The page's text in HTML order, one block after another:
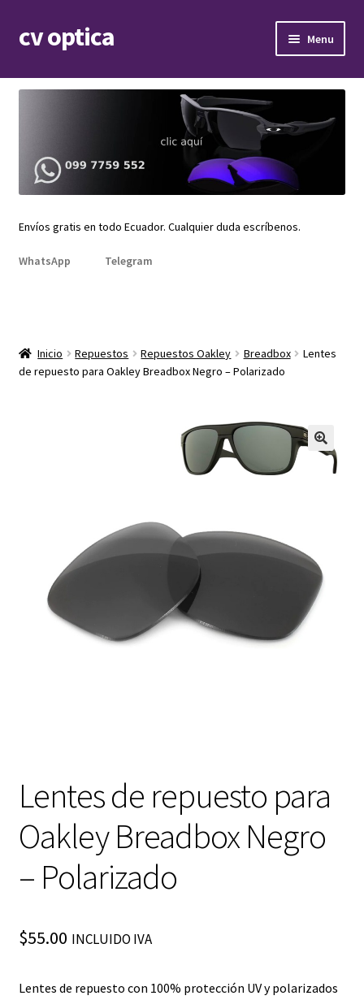
Skip
to
Skip
to
cv optica Menu
Armazones de lentes
child
menu
Expand
Repuestos
menu
Envíos gratis en todo Ecuador. Cualquier duda escríbenos.
WhatsApp Telegram
Inicio Repuestos Repuestos Oakley Breadbox
Lentes
de repuesto para Oakley Breadbox Negro – Polarizado
Lentes de repuesto para
Oakley Breadbox Negro
– Polarizado
$55.00 INCLUIDO IVA
Lentes de repuesto con 100% protección UV y polarizados